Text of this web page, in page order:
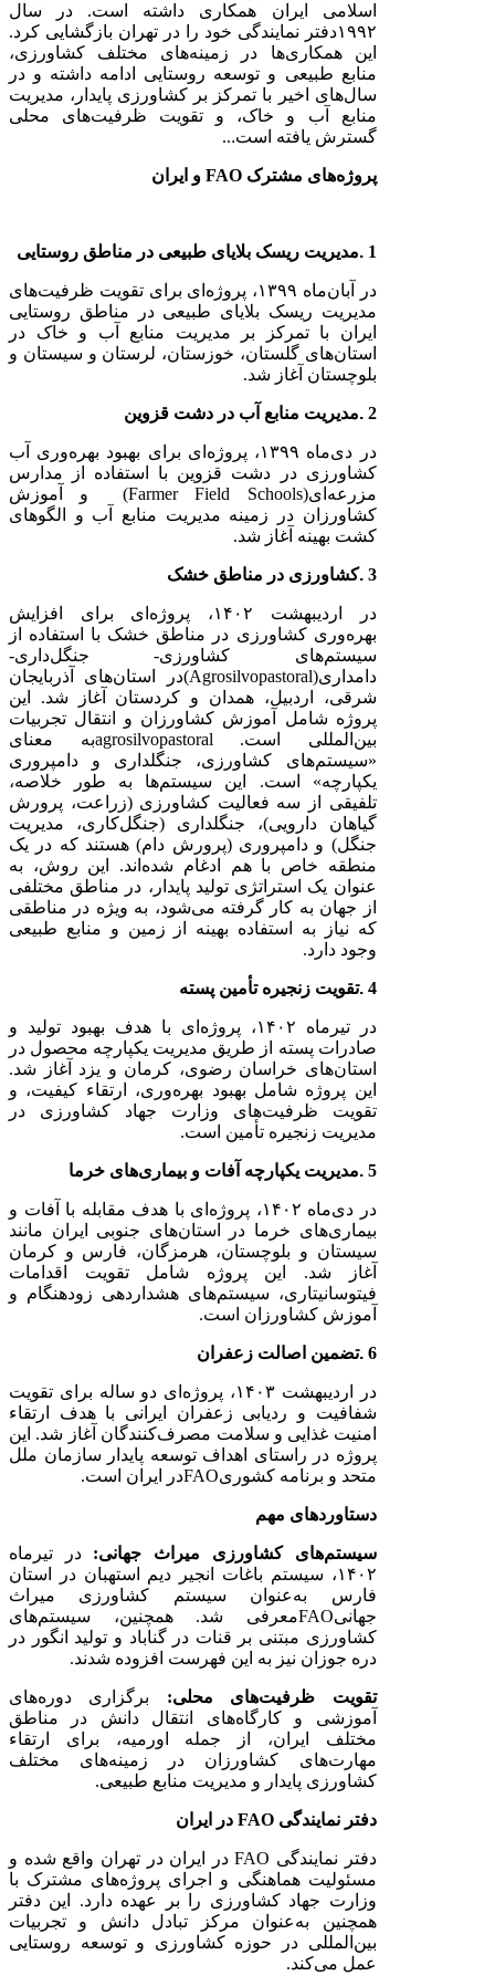
اسلامی ایران همکاری داشته است. در سال
۱۹۹۲دفتر نمایندگی خود را در تهران بازگشایی کرد.
این همکاری‌ها در زمینه‌های مختلف کشاورزی،
منابع طبیعی و توسعه روستایی ادامه داشته و در
سال‌های اخیر با تمرکز بر کشاورزی پایدار، مدیریت
منابع آب و خاک، و تقویت ظرفیت‌های محلی
گسترش یافته است.
..
پروژه‌های مشترک FAO و ایران
1
.مدیریت ریسک بلایای طبیعی در مناطق روستایی
در آبان‌ماه ۱۳۹۹، پروژه‌ای برای تقویت ظرفیت‌های
مدیریت ریسک بلایای طبیعی در مناطق روستایی
ایران با تمرکز بر مدیریت منابع آب و خاک در
استان‌های گلستان، خوزستان، لرستان و سیستان و
بلوچستان آغاز شد.
2
.مدیریت منابع آب در دشت قزوین
در دی‌ماه ۱۳۹۹، پروژه‌ای برای بهبود بهره‌وری آب
کشاورزی در دشت قزوین با استفاده از مدارس
مزرعه‌ای(Farmer Field Schools)
و آموزش
کشاورزان در زمینه مدیریت منابع آب و الگوهای
کشت بهینه آغاز شد.
3
.کشاورزی در مناطق خشک
در اردیبهشت ۱۴۰۲، پروژه‌ای برای افزایش
بهره‌وری کشاورزی در مناطق خشک با استفاده از
سیستم‌های کشاورزی- جنگل‌داری-
دامداری(Agrosilvopastoral)در استان‌های آذربایجان
شرقی، اردبیل، همدان و کردستان آغاز شد. این
پروژه شامل آموزش کشاورزان و انتقال تجربیات
بین‌المللی است. agrosilvopastoralبه معنای
«سیستم‌های کشاورزی، جنگلداری و دامپروری
یکپارچه» است. این سیستم‌ها به طور خلاصه،
تلفیقی از سه فعالیت کشاورزی (زراعت، پرورش
گیاهان دارویی)، جنگلداری (جنگل‌کاری، مدیریت
جنگل) و دامپروری (پرورش دام) هستند که در یک
منطقه خاص با هم ادغام شده‌اند. این روش، به
عنوان یک استراتژی تولید پایدار، در مناطق مختلفی
از جهان به کار گرفته می‌شود، به ویژه در مناطقی
که نیاز به استفاده بهینه از زمین و منابع طبیعی
وجود دارد.
4
.تقویت زنجیره تأمین پسته
در تیرماه ۱۴۰۲، پروژه‌ای با هدف بهبود تولید و
صادرات پسته از طریق مدیریت یکپارچه محصول در
استان‌های خراسان رضوی، کرمان و یزد آغاز شد.
این پروژه شامل بهبود بهره‌وری، ارتقاء کیفیت، و
تقویت ظرفیت‌های وزارت جهاد کشاورزی در
مدیریت زنجیره تأمین است.
5
.مدیریت یکپارچه آفات و بیماری‌های خرما
در دی‌ماه ۱۴۰۲، پروژه‌ای با هدف مقابله با آفات و
بیماری‌های خرما در استان‌های جنوبی ایران مانند
سیستان و بلوچستان، هرمزگان، فارس و کرمان
آغاز شد. این پروژه شامل تقویت اقدامات
فیتوسانیتاری، سیستم‌های هشداردهی زودهنگام و
آموزش کشاورزان است.
6
.تضمین اصالت زعفران
در اردیبهشت ۱۴۰۳، پروژه‌ای دو ساله برای تقویت
شفافیت و ردیابی زعفران ایرانی با هدف ارتقاء
امنیت غذایی و سلامت مصرف‌کنندگان آغاز شد. این
پروژه در راستای اهداف توسعه پایدار سازمان ملل
متحد و برنامه کشوریFAOدر ایران است.
دستاوردهای مهم
سیستم‌های کشاورزی میراث جهانی: در تیرماه
۱۴۰۲، سیستم باغات انجیر دیم استهبان در استان
فارس به‌عنوان سیستم کشاورزی میراث
جهانیFAOمعرفی شد. همچنین، سیستم‌های
کشاورزی مبتنی بر قنات در گناباد و تولید انگور در
دره جوزان نیز به این فهرست افزوده شدند.
تقویت ظرفیت‌های محلی: برگزاری دوره‌های
آموزشی و کارگاه‌های انتقال دانش در مناطق
مختلف ایران، از جمله اورمیه، برای ارتقاء
مهارت‌های کشاورزان در زمینه‌های مختلف
کشاورزی پایدار و مدیریت منابع طبیعی.
دفتر نمایندگیFAO در ایران
دفتر نمایندگی FAOدر ایران در تهران واقع شده و
مسئولیت هماهنگی و اجرای پروژه‌های مشترک با
وزارت جهاد کشاورزی را بر عهده دارد. این دفتر
همچنین به‌عنوان مرکز تبادل دانش و تجربیات
بین‌المللی در حوزه کشاورزی و توسعه روستایی
عمل می‌کند.